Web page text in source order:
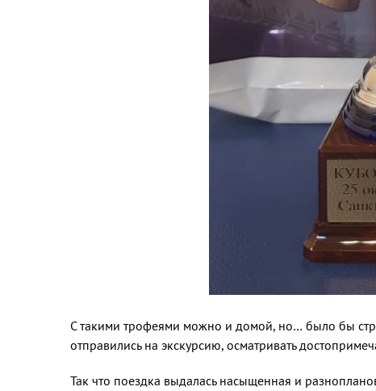
С такими трофеями можно и домой, но… было бы
отправились на экскурсию, осматривать
Так что поездка выдалась насыщенная и